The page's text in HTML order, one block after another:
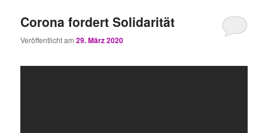
Corona fordert Solidarität
Veröffentlicht am29. März 2020